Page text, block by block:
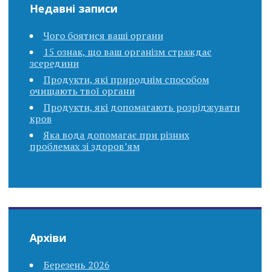
Недавні записи
Чого боятися ваші органи
15 ознак, що ваш організм страждає
зсередини
Продукти, які природнім способом
очищають твої органи
Продукти, які допомагають розріджувати
кров
Яка вода допомагає при різних
проблемах зі здоров’ям
Архіви
Березень 2026